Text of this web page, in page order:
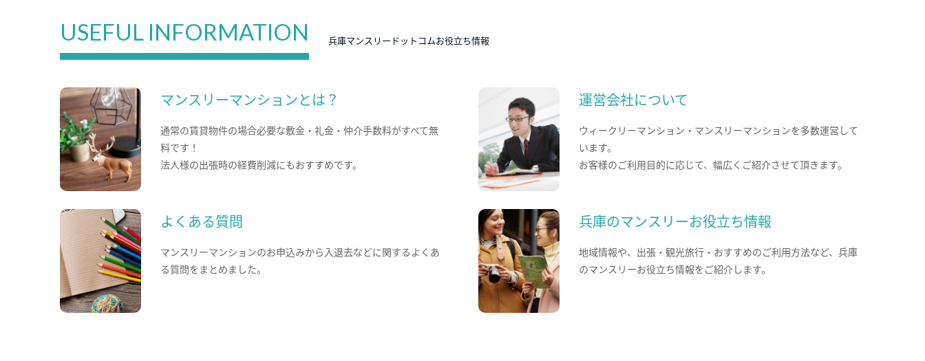
USEFUL INFORMATION 兵庫マンスリードットコムお役立ち情報
マンスリーマンションとは？
通常の賃貸物件の場合必要な敷金・礼金・仲介手数料がすべて無
料です！
法人様の出張時の経費削減にもおすすめです。
運営会社について
ウィークリーマンション・マンスリーマンションを多数運営して
います。
お客様のご利用目的に応じて、幅広くご紹介させて頂きます。
よくある質問
マンスリーマンションのお申込みから入退去などに関するよくあ
る質問をまとめました。
兵庫のマンスリーお役立ち情報
地域情報や、出張・観光旅行・おすすめのご利用方法など、兵庫
のマンスリーお役立ち情報をご紹介します。